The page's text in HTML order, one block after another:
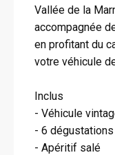
Vallée de la
accompagnée
en profitant du
votre véhicule
Inclus
- Véhicule
- 6
- Apéritif salé